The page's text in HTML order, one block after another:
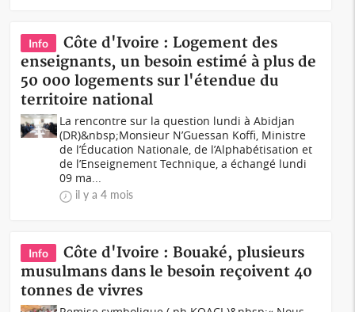
Info
Côte d'Ivoire : Logement des
enseignants, un besoin estimé à plus de
50 000 logements sur l'étendue du
territoire national
La rencontre sur la question lundi à Abidjan
(DR)&nbsp;Monsieur N’Guessan Koffi, Ministre
de l’Éducation Nationale, de l’Alphabétisation et
de l’Enseignement Technique, a échangé lundi
09 ma...
il y a 4 mois
Info
Côte d'Ivoire : Bouaké, plusieurs
musulmans dans le besoin reçoivent 40
tonnes de vivres